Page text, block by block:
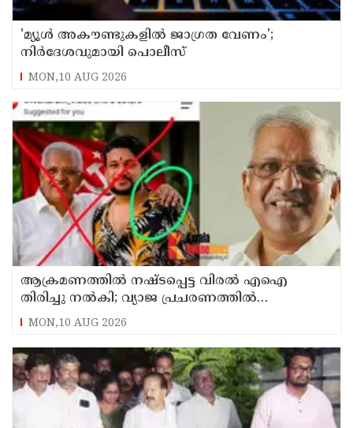
'മ്യൂള്‍ അകൗണ്ടുകളില്‍ ജാഗ്രത വേണം';
നിര്‍ദേശവുമായി പൊലീസ്
MON,10 AUG 2026
ആക്രമണത്തില്‍ നഷ്ടപ്പെട്ട വിരല്‍ എഐ
തിരിച്ചു നല്‍കി; വ്യാജ പ്രചരണത്തില്‍
നിയമനടപടി തുടങ്ങിയെന്ന് പി ജയരാജന്‍
MON,10 AUG 2026